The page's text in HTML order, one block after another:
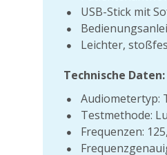
USB-Stick mit
Leichter,
Technische Daten:
Audiometertyp:
Testmethode:
Frequenzen: